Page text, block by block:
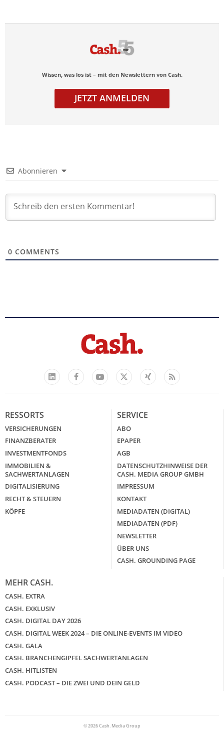
Wissen, was los ist – mit den Newslettern von Cash.
JETZT ANMELDEN
Abonnieren
0 COMMENTS
LinkedIn
FacebookYouTube
X
Xing Feed
RESSORTS
VERSICHERUNGEN
FINANZBERATER
INVESTMENTFONDS
IMMOBILIEN &
SACHWERTANLAGEN
DIGITALISIERUNG
RECHT & STEUERN
KÖPFE
SERVICE
ABO
EPAPER
AGB
DATENSCHUTZHINWEISE DER
CASH. MEDIA GROUP GMBH
IMPRESSUM
KONTAKT
MEDIADATEN (DIGITAL)
MEDIADATEN (PDF)
NEWSLETTER
ÜBER UNS
CASH. GROUNDING PAGE
MEHR CASH.
CASH. EXTRA
CASH. EXKLUSIV
CASH. DIGITAL DAY 2026
CASH. DIGITAL WEEK 2024 – DIE ONLINE-EVENTS IM VIDEO
CASH. GALA
CASH. BRANCHENGIPFEL SACHWERTANLAGEN
CASH. HITLISTEN
CASH. PODCAST – DIE ZWEI UND DEIN GELD
© 2026 Cash. Media Group